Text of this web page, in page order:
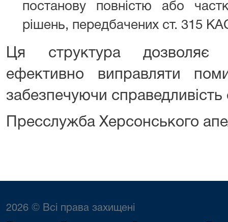
постанову повністю або
рішень, передбачених ст. 315
Ця структура дозволяє
ефективно виправляти
забезпечуючи справедливість
Пресслужба Херсонського
2026 © Всі права захищені